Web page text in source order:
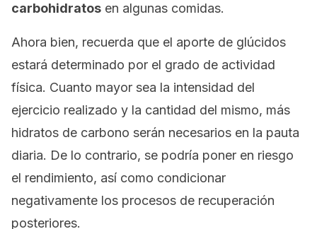
carbohidratos en algunas comidas.
Ahora bien, recuerda que el aporte de glúcidos
estará determinado por el grado de actividad
física. Cuanto mayor sea la intensidad del
ejercicio realizado y la cantidad del mismo, más
hidratos de carbono serán necesarios en la pauta
diaria. De lo contrario, se podría poner en riesgo
el rendimiento, así como condicionar
negativamente los procesos de recuperación
posteriores.